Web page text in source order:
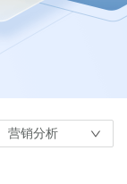
营销分析